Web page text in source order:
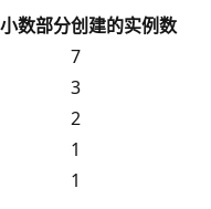
数部分创建的实例数
7
3
2
1
1